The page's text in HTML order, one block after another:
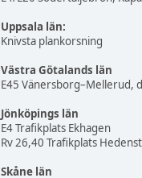
Uppsala län:
Knivsta plankorsning
Västra Götalands län
E45 Vänersborg–Mellerud,
Jönköpings län
E4 Trafikplats Ekhagen
Rv 26,40 Trafikplats
Skåne län